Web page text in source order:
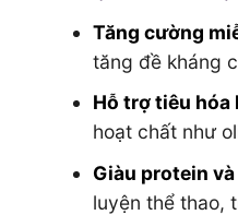
Tăng cường
tăng đề kháng
Hỗ trợ tiêu hóa
hoạt chất như
Giàu protein
luyện thể thao,